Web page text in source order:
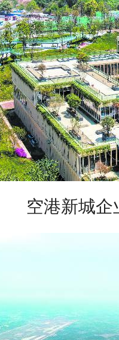
空港新城企